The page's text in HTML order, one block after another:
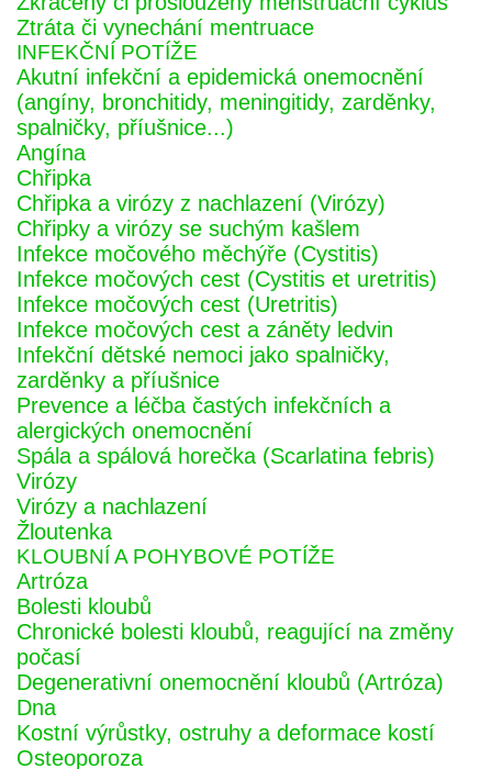
Ztráta či vynechání mentruace
INFEKČNÍ POTÍŽE
Akutní infekční a epidemická onemocnění
(angíny, bronchitidy, meningitidy, zarděnky,
spalničky, příušnice...)
Angína
Chřipka
Chřipka a virózy z nachlazení (Virózy)
Chřipky a virózy se suchým kašlem
Infekce močového měchýře (Cystitis)
Infekce močových cest (Cystitis et uretritis)
Infekce močových cest (Uretritis)
Infekce močových cest a záněty ledvin
Infekční dětské nemoci jako spalničky,
zarděnky a příušnice
Prevence a léčba častých infekčních a
alergických onemocnění
Spála a spálová horečka (Scarlatina febris)
Virózy
Virózy a nachlazení
Žloutenka
KLOUBNÍ A POHYBOVÉ POTÍŽE
Artróza
Bolesti kloubů
Chronické bolesti kloubů, reagující na změny
počasí
Degenerativní onemocnění kloubů (Artróza)
Dna
Kostní výrůstky, ostruhy a deformace kostí
Osteoporoza